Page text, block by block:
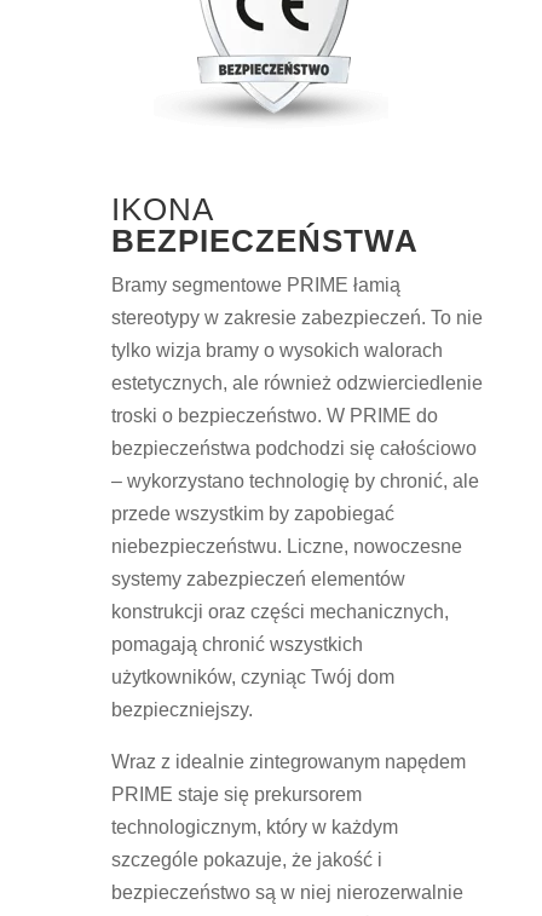
IKONA
BEZPIECZEŃSTWA
Bramy segmentowe PRIME łamią
stereotypy w zakresie zabezpieczeń. To nie
tylko wizja bramy o wysokich walorach
estetycznych, ale również odzwierciedlenie
troski o bezpieczeństwo. W PRIME do
bezpieczeństwa podchodzi się całościowo
– wykorzystano technologię by chronić, ale
przede wszystkim by zapobiegać
niebezpieczeństwu. Liczne, nowoczesne
systemy zabezpieczeń elementów
konstrukcji oraz części mechanicznych,
pomagają chronić wszystkich
użytkowników, czyniąc Twój dom
bezpieczniejszy.
Wraz z idealnie zintegrowanym napędem
PRIME staje się prekursorem
technologicznym, który w każdym
szczególe pokazuje, że jakość i
bezpieczeństwo są w niej nierozerwalnie